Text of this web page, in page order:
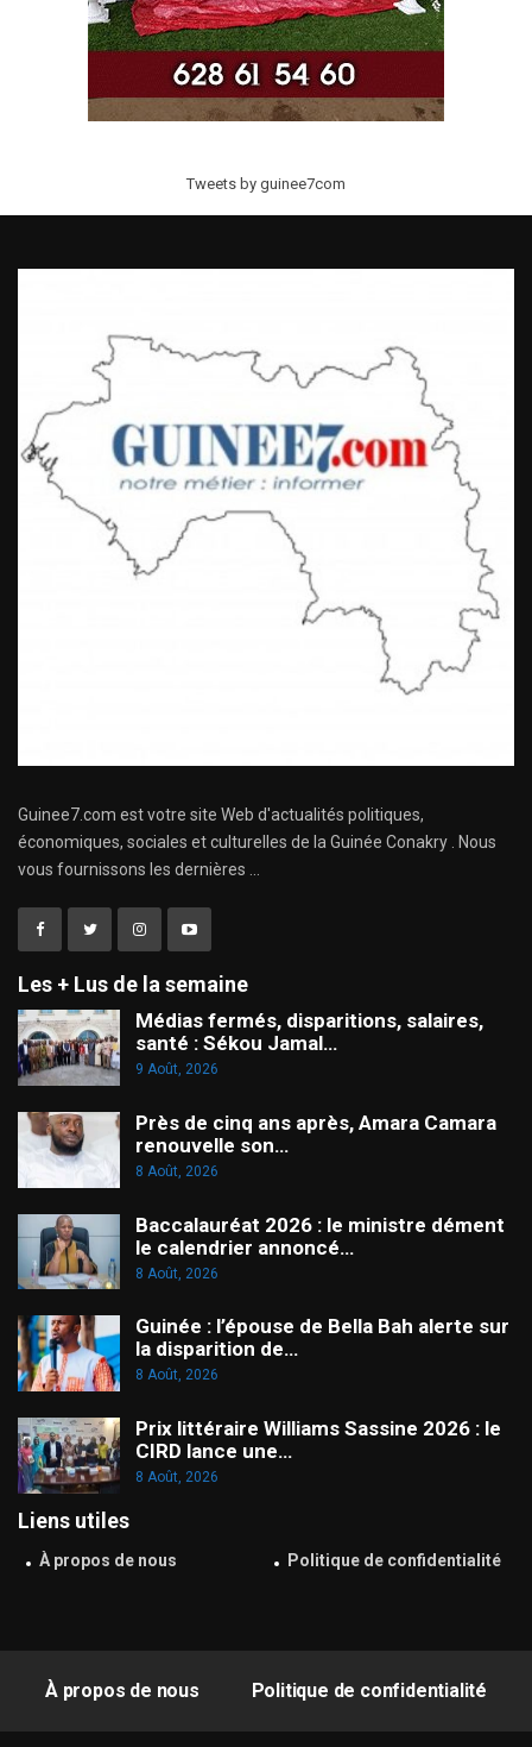
Tweets by guinee7com
Guinee7.com est votre site Web d'actualités politiques,
économiques, sociales et culturelles de la Guinée Conakry . Nous
vous fournissons les dernières ...
Les + Lus de la semaine
Médias fermés, disparitions, salaires,
santé : Sékou Jamal…
9 Août, 2026
Près de cinq ans après, Amara Camara
renouvelle son…
8 Août, 2026
Baccalauréat 2026 : le ministre dément
le calendrier annoncé…
8 Août, 2026
Guinée : l’épouse de Bella Bah alerte sur
la disparition de…
8 Août, 2026
Prix littéraire Williams Sassine 2026 : le
CIRD lance une…
8 Août, 2026
Liens utiles
À propos de nous Politique de confidentialité
À propos de nous Politique de confidentialité